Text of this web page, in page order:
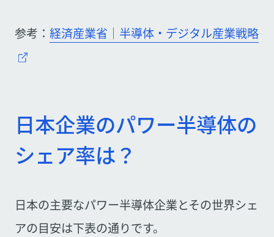
参考： 経済産業省｜半導体・デジタル産業戦略
日本企業のパワー半導体の
シェア率は？
日本の主要なパワー半導体企業とその世界シェ
アの目安は下表の通りです。